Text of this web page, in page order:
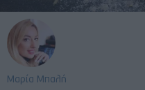
Μαρία Μπαλή